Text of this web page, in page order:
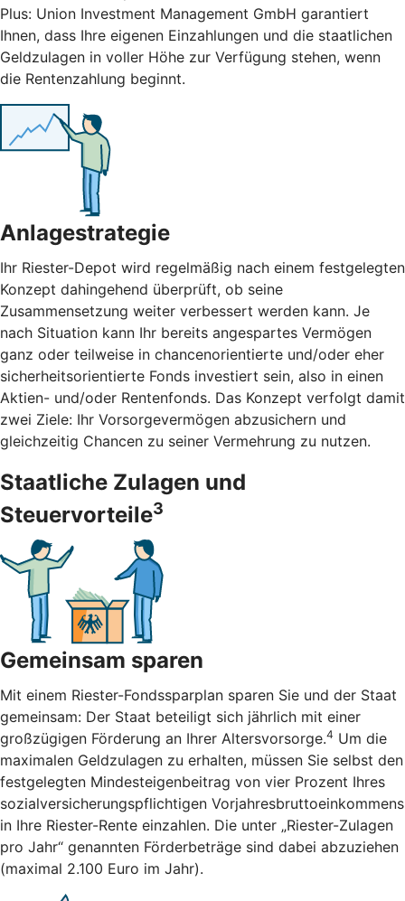
Plus: Union Investment Management GmbH garantiert
Ihnen, dass Ihre eigenen Einzahlungen und die staatlichen
Geldzulagen in voller Höhe zur Verfügung stehen, wenn
die Rentenzahlung beginnt.
Anlagestrategie
Ihr Riester-Depot wird regelmäßig nach einem festgelegten
Konzept dahingehend überprüft, ob seine
Zusammensetzung weiter verbessert werden kann. Je
nach Situation kann Ihr bereits angespartes Vermögen
ganz oder teilweise in chancenorientierte und/oder eher
sicherheitsorientierte Fonds investiert sein, also in einen
Aktien- und/oder Rentenfonds. Das Konzept verfolgt damit
zwei Ziele: Ihr Vorsorgevermögen abzusichern und
gleichzeitig Chancen zu seiner Vermehrung zu nutzen.
Staatliche Zulagen und
Steuervorteile3
Gemeinsam sparen
Mit einem Riester-Fondssparplan sparen Sie und der Staat
gemeinsam: Der Staat beteiligt sich jährlich mit einer
großzügigen Förderung an Ihrer Altersvorsorge.4 Um die
maximalen Geldzulagen zu erhalten, müssen Sie selbst den
festgelegten Mindesteigenbeitrag von vier Prozent Ihres
sozialversicherungspflichtigen Vorjahresbruttoeinkommens
in Ihre Riester-Rente einzahlen. Die unter „Riester-Zulagen
pro Jahr“ genannten Förderbeträge sind dabei abzuziehen
(maximal 2.100 Euro im Jahr).